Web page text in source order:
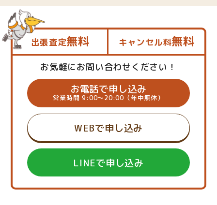
出張査定無料 キャンセル料無料
お気軽にお問い合わせください！
お電話で申し込み
営業時間 9:00～20:00（年中無休）
WEBで申し込み
LINEで申し込み